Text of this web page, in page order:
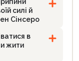
силі й
Сінсеро
в
жити